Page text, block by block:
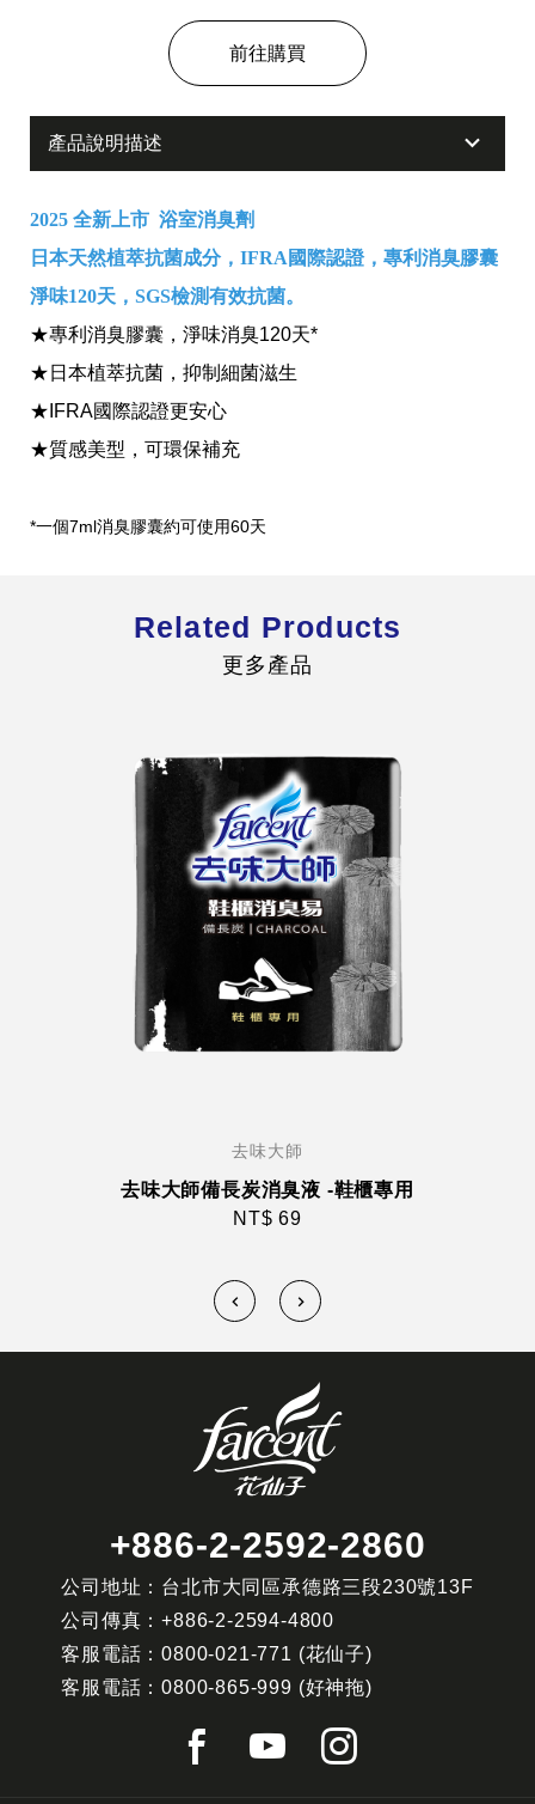
提供年報、每季財報、法說會資訊
股東服務
不斷創新突破，致力提供消費者更舒適、方便的居家生
人，是花仙子企業最珍視的重要資產
前往購買
產品說明描述
2025 全新上市 浴室消臭劑
日本天然植萃抗菌成分，IFRA國際認證，專利消臭膠囊
淨味120天，SGS檢測有效抗菌。
★專利消臭膠囊，淨味消臭120天*
★ 日本植萃抗菌，抑制細菌滋生
★ IFRA國際認證更安心
★質感美型，可環保補充
*一個7ml消臭膠囊約可使用60天
Related Products
更多產品
去味大師
去味大師備長炭消臭液 -鞋櫃專用
NT$ 69
+886-2-2592-2860
公司地址：台北市大同區承德路三段230號13F
公司傳真：+886-2-2594-4800
客服電話：0800-021-771 (花仙子)
客服電話：0800-865-999 (好神拖)